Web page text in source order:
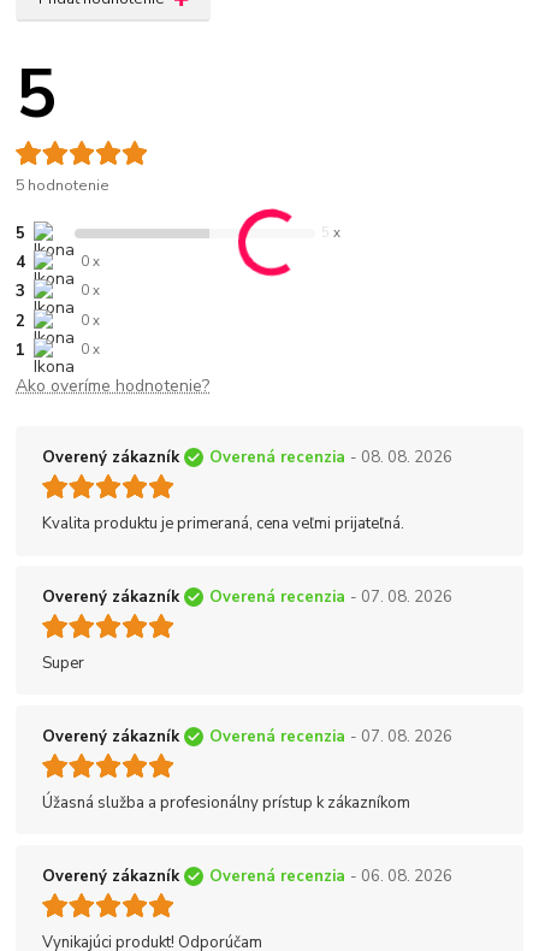
5
5 hodnotenie
5 5 x
4 0 x
3 0 x
2 0 x
1 0 x
Ako overíme hodnotenie?
Overený zákazník Overená recenzia - 08. 08. 2026
Kvalita produktu je primeraná, cena veľmi prijateľná.
Overený zákazník Overená recenzia - 07. 08. 2026
Super
Overený zákazník Overená recenzia - 07. 08. 2026
Úžasná služba a profesionálny prístup k zákazníkom
Overený zákazník Overená recenzia - 06. 08. 2026
Vynikajúci produkt! Odporúčam